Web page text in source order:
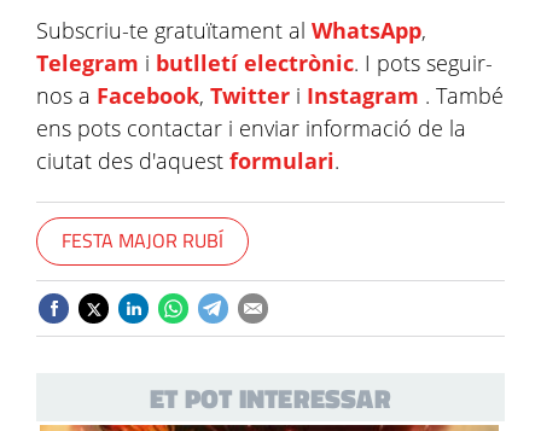
Subscriu-te gratuïtament al WhatsApp,
Telegram i butlletí electrònic. I pots seguir-
nos a Facebook, Twitter i Instagram . També
ens pots contactar i enviar informació de la
ciutat des d'aquest formulari.
FESTA MAJOR RUBÍ
ET POT INTERESSAR